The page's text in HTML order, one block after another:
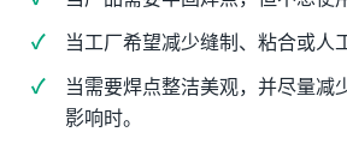
当工厂希望减少缝制、粘合或人
当需要焊点整洁美观，并尽量减
影响时。